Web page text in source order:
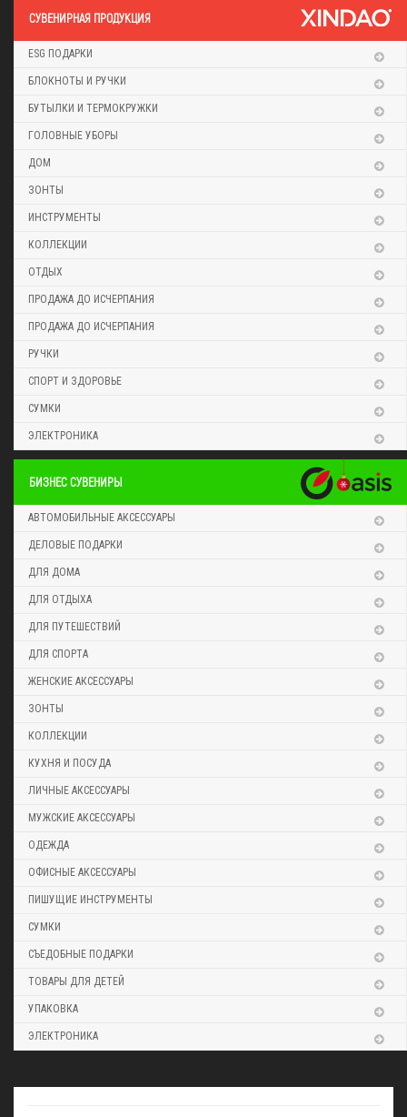
CУВЕНИРНАЯ ПРОДУКЦИЯ
ESG ПОДАРКИ
БЛОКНОТЫ И РУЧКИ
БУТЫЛКИ И ТЕРМОКРУЖКИ
ГОЛОВНЫЕ УБОРЫ
ДОМ
ЗОНТЫ
ИНСТРУМЕНТЫ
КОЛЛЕКЦИИ
ОТДЫХ
ПРОДАЖА ДО ИСЧЕРПАНИЯ
ПРОДАЖА ДО ИСЧЕРПАНИЯ
РУЧКИ
СПОРТ И ЗДОРОВЬЕ
СУМКИ
ЭЛЕКТРОНИКА
БИЗНЕС СУВЕНИРЫ
АВТОМОБИЛЬНЫЕ АКСЕССУАРЫ
ДЕЛОВЫЕ ПОДАРКИ
ДЛЯ ДОМА
ДЛЯ ОТДЫХА
ДЛЯ ПУТЕШЕСТВИЙ
ДЛЯ СПОРТА
ЖЕНСКИЕ АКСЕССУАРЫ
ЗОНТЫ
КОЛЛЕКЦИИ
КУХНЯ И ПОСУДА
ЛИЧНЫЕ АКСЕССУАРЫ
МУЖСКИЕ АКСЕССУАРЫ
ОДЕЖДА
ОФИСНЫЕ АКСЕССУАРЫ
ПИШУЩИЕ ИНСТРУМЕНТЫ
СУМКИ
СЪЕДОБНЫЕ ПОДАРКИ
ТОВАРЫ ДЛЯ ДЕТЕЙ
УПАКОВКА
ЭЛЕКТРОНИКА